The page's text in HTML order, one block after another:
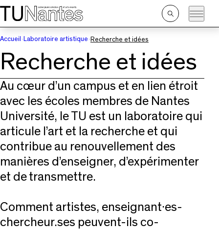
Passer directement à la navigation
Passer directement au contenu principal
Ouvrir
la
Accueil
Laboratoire artistique Recherche et idées
Recherche et idées
Au cœur d’un campus et en lien étroit
avec les écoles membres de Nantes
Université, le TU est un laboratoire qui
articule l’art et la recherche et qui
contribue au renouvellement des
manières d’enseigner, d’expérimenter
et de transmettre.
Comment artistes, enseignant·es-
chercheur.ses peuvent-ils co-